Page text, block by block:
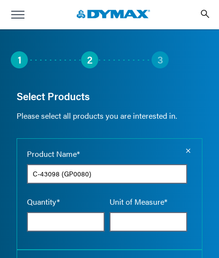
1 2 3
Select Products
Please select all products you are interested in.
Product Name*
Quantity* Unit of Measure*